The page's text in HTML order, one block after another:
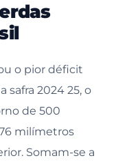
o pior déficit
safra 2024 25, o
de 500
milímetros
Somam-se a